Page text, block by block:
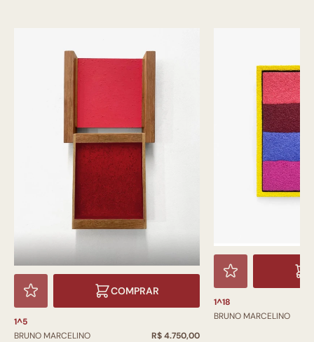
COMPRAR
1^5
BRUNO MARCELINO
R$ 4.750,00
1^18
BRUNO MARCELINO